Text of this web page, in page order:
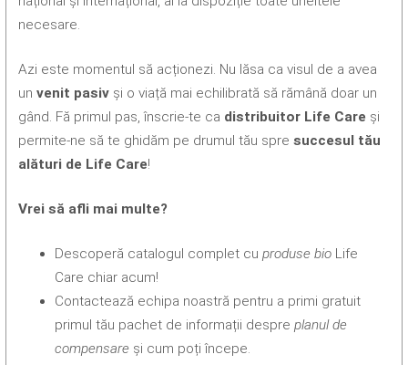
necesare.
Azi este momentul să acționezi. Nu lăsa ca visul de a avea
unvenit pasiv și o viață mai echilibrată să rămână doar un
gând. Fă primul pas, înscrie-te ca distribuitor Life Care și
permite-ne să te ghidăm pe drumul tău spresuccesul tău
alături de Life Care!
Vrei să afli mai multe?
Descoperă catalogul complet cuproduse bio Life
Care chiar acum!
Contactează echipa noastră pentru a primi gratuit
primul tău pachet de informații despreplanul de
compensare și cum poți începe.